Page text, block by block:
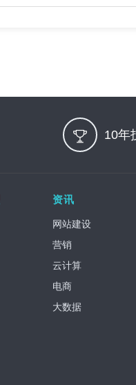
10年
资讯
网站建设
营销
云计算
电商
大数据